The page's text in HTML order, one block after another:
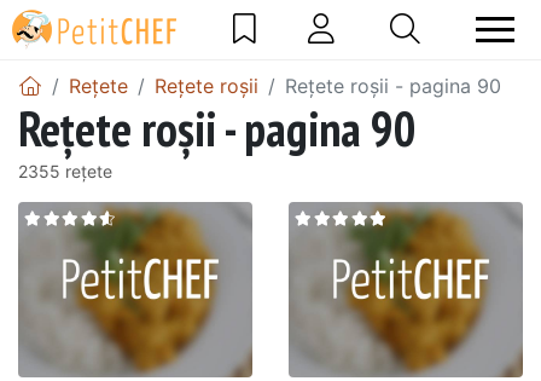
Rețete Rețete roșii Rețete roșii - pagina 90
Rețete roșii - pagina 90
2355 rețete